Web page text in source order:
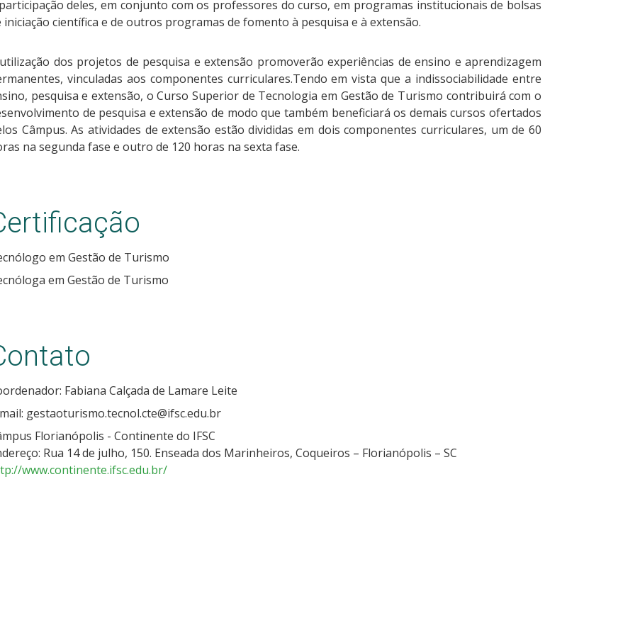
deles, em conjunto com os professores do curso, em programas institucionais de bolsas
iniciação científica e de outros programas de fomento à pesquisa e à extensão.
dos projetos de pesquisa e extensão promoverão experiências de ensino e aprendizagem
vinculadas aos componentes curriculares.Tendo em vista que a indissociabilidade entre
pesquisa e extensão, o Curso Superior de Tecnologia em Gestão de Turismo contribuirá com o
de pesquisa e extensão de modo que também beneficiará os demais cursos ofertados
Câmpus. As atividades de extensão estão divididas em dois componentes curriculares, um de 60
na segunda fase e outro de 120 horas na sexta fase.
em Gestão de Turismo
em Gestão de Turismo
Fabiana Calçada de Lamare Leite
gestaoturismo.tecnol.cte@ifsc.edu.br
Florianópolis - Continente do IFSC
Rua 14 de julho, 150. Enseada dos Marinheiros, Coqueiros – Florianópolis – SC
www.continente.ifsc.edu.br/